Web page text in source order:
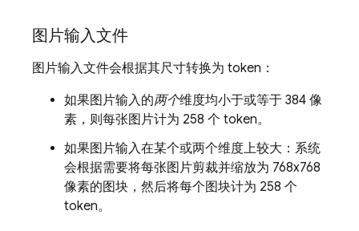
图片输入文件
图片输入文件会根据其尺寸转换为 token：
如果图片输入的两个维度均小于或等于 384 像
素，则每张图片计为 258 个 token。
如果图片输入在某个或两个维度上较大：系统
会根据需要将每张图片剪裁并缩放为 768x768
像素的图块，然后将每个图块计为 258 个
token。